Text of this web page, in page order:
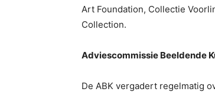
Art Foundation, Collectie
Collection.
Adviescommissie Beeldende
De ABK vergadert regelmatig